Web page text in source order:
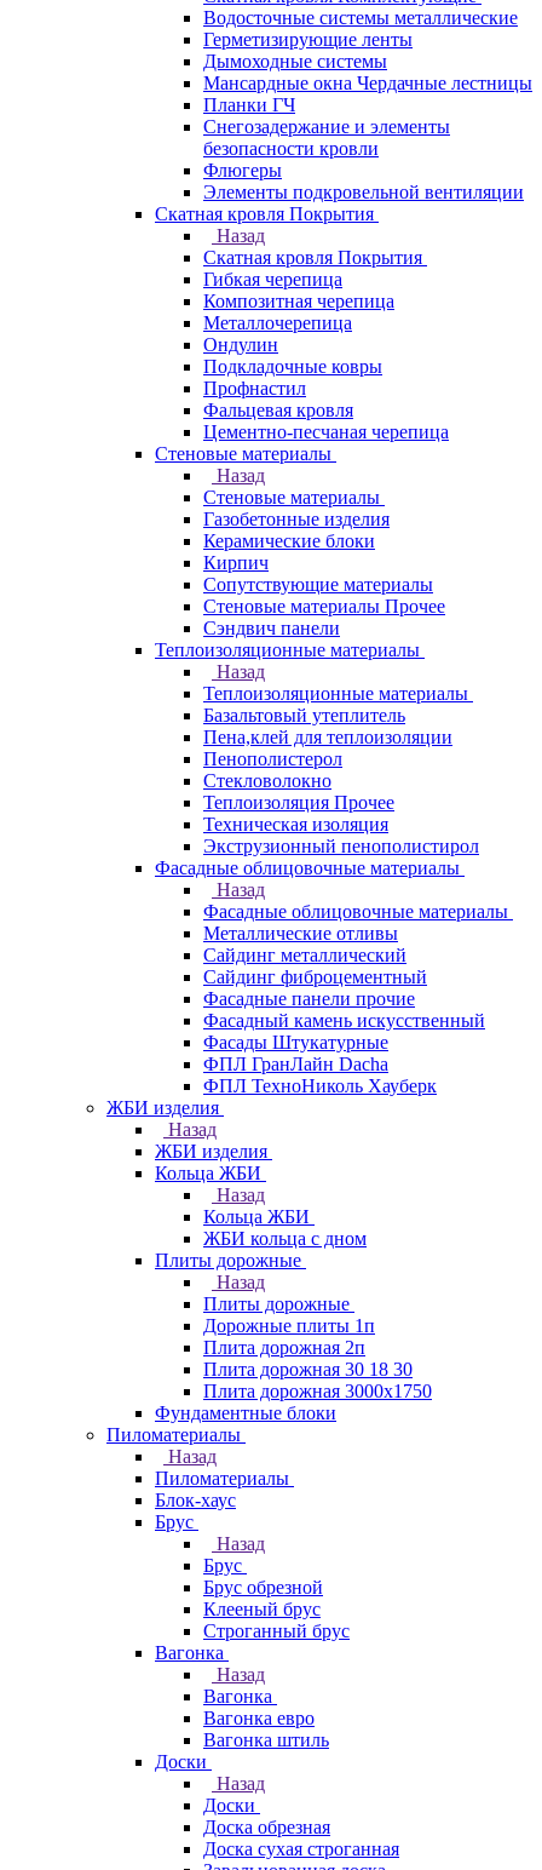
Водосточные системы металлические
Герметизирующие ленты
Дымоходные системы
Мансардные окна Чердачные лестницы
Планки ГЧ
Снегозадержание и элементы
безопасности кровли
Флюгеры
Элементы подкровельной вентиляции
Скатная кровля Покрытия
Назад
Скатная кровля Покрытия
Гибкая черепица
Композитная черепица
Металлочерепица
Ондулин
Подкладочные ковры
Профнастил
Фальцевая кровля
Цементно-песчаная черепица
Стеновые материалы
Назад
Стеновые материалы
Газобетонные изделия
Керамические блоки
Кирпич
Сопутствующие материалы
Стеновые материалы Прочее
Сэндвич панели
Теплоизоляционные материалы
Назад
Теплоизоляционные материалы
Базальтовый утеплитель
Пена,клей для теплоизоляции
Пенополистерол
Стекловолокно
Теплоизоляция Прочее
Техническая изоляция
Экструзионный пенополистирол
Фасадные облицовочные материалы
Назад
Фасадные облицовочные материалы
Металлические отливы
Сайдинг металлический
Сайдинг фиброцементный
Фасадные панели прочие
Фасадный камень искусственный
Фасады Штукатурные
ФПЛ ГранЛайн Dacha
ФПЛ ТехноНиколь Хауберк
ЖБИ изделия
Назад
ЖБИ изделия
Кольца ЖБИ
Назад
Кольца ЖБИ
ЖБИ кольца с дном
Плиты дорожные
Назад
Плиты дорожные
Дорожные плиты 1п
Плита дорожная 2п
Плита дорожная 30 18 30
Плита дорожная 3000х1750
Фундаментные блоки
Пиломатериалы
Назад
Пиломатериалы
Блок-хаус
Брус
Назад
Брус
Брус обрезной
Клееный брус
Строганный брус
Вагонка
Назад
Вагонка
Вагонка евро
Вагонка штиль
Доски
Назад
Доски
Доска обрезная
Доска сухая строганная